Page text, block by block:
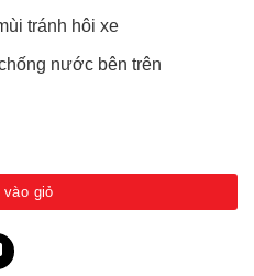
tránh hôi xe
nước bên trên
ARB4305 số lượng
vào giỏ